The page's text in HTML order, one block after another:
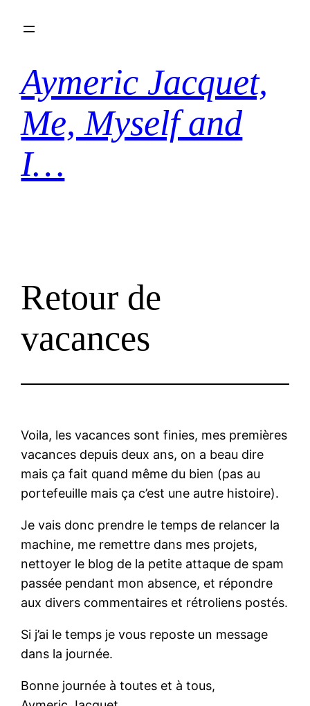
Aymeric Jacquet,
Me, Myself and
I…
Retour de
vacances
Voila, les vacances sont finies, mes premières
vacances depuis deux ans, on a beau dire
mais ça fait quand même du bien (pas au
portefeuille mais ça c’est une autre histoire).
Je vais donc prendre le temps de relancer la
machine, me remettre dans mes projets,
nettoyer le blog de la petite attaque de spam
passée pendant mon absence, et répondre
aux divers commentaires et rétroliens postés.
Si j’ai le temps je vous reposte un message
dans la journée.
Bonne journée à toutes et à tous,